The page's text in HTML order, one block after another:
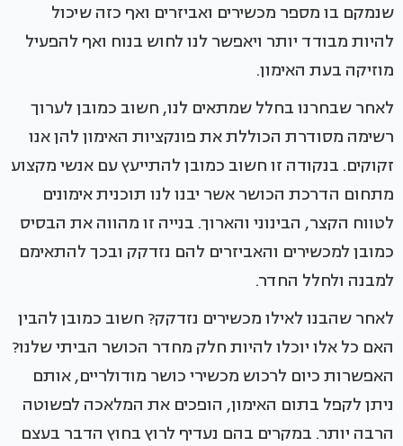
שנמקם בו מספר מכשירים ואביזרים ואף כזה שיכול
להיות מבודד יותר ויאפשר לנו לחוש בנוח ואף להפעיל
מוזיקה בעת האימון.
לאחר שבחרנו בחלל שמתאים לנו, חשוב כמובן לערוך
רשימה מסודרת הכוללת את פונקציות האימון להן אנו
זקוקים. בנקודה זו חשוב כמובן להתייעץ עם אנשי מקצוע
מתחום הדרכת הכושר אשר יבנו לנו תוכנית אימונים
לטווח הקצר, הבינוני והארוך. בנייה זו מהווה את הבסיס
כמובן למכשירים והאביזרים להם נזדקק ובכך להתאימם
למבנה ולחלל החדר.
לאחר שהבנו לאילו מכשירים נזדקק? חשוב כמובן להבין
האם כל אלו יוכלו להיות חלק מחדר הכושר הביתי שלנו?
האפשרות כיום לרכוש מכשירי כושר מודולריים, אותם
ניתן לקפל בתום האימון, הופכים את המלאכה לפשוטה
הרבה יותר. במקרים בהם נעדיף לרוץ בחוץ הדבר בעצם